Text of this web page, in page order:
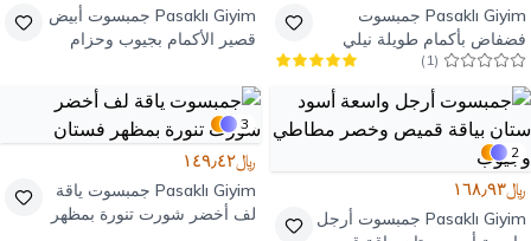
Pasaklı Giyim جمبسوت
فضفاض بأكمام طويلة نيلي
بحزام
(
1
)
Pasaklı Giyim جمبسوت أبيض
قصير الأكمام بجيوب وحزام
2
﷼١٦٨٫٩٣
Pasaklı Giyim جمبسوت أرجل
3
﷼١٤٩٫٤٢
Pasaklı Giyim جمبسوت ياقة
لف أخضر شورت تنورة بمظهر